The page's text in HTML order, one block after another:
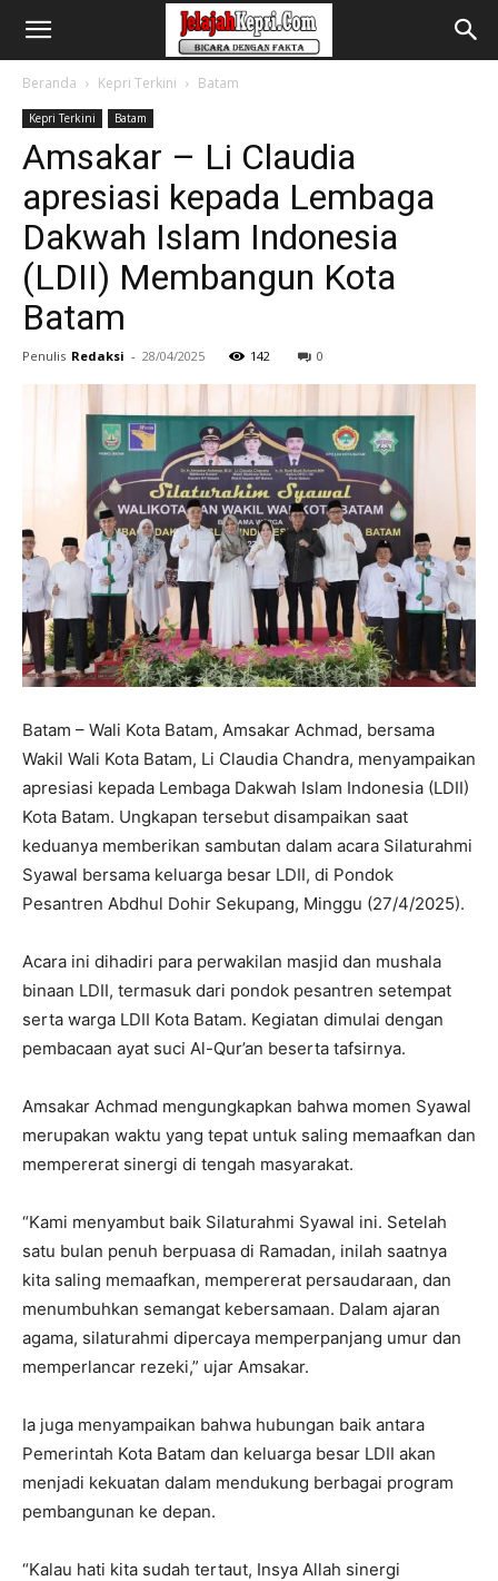
Beranda Kepri Terkini Batam
Kepri Terkini Batam
Amsakar – Li Claudia
apresiasi kepada Lembaga
Dakwah Islam Indonesia
(LDII) Membangun Kota
Batam
Penulis Redaksi - 28/04/2025 142 0
Batam – Wali Kota Batam, Amsakar Achmad, bersama
Wakil Wali Kota Batam, Li Claudia Chandra, menyampaikan
apresiasi kepada Lembaga Dakwah Islam Indonesia (LDII)
Kota Batam. Ungkapan tersebut disampaikan saat
keduanya memberikan sambutan dalam acara Silaturahmi
Syawal bersama keluarga besar LDII, di Pondok
Pesantren Abdhul Dohir Sekupang, Minggu (27/4/2025).
Acara ini dihadiri para perwakilan masjid dan mushala
binaan LDII, termasuk dari pondok pesantren setempat
serta warga LDII Kota Batam. Kegiatan dimulai dengan
pembacaan ayat suci Al-Qur’an beserta tafsirnya.
Amsakar Achmad mengungkapkan bahwa momen Syawal
merupakan waktu yang tepat untuk saling memaafkan dan
mempererat sinergi di tengah masyarakat.
“Kami menyambut baik Silaturahmi Syawal ini. Setelah
satu bulan penuh berpuasa di Ramadan, inilah saatnya
kita saling memaafkan, mempererat persaudaraan, dan
menumbuhkan semangat kebersamaan. Dalam ajaran
agama, silaturahmi dipercaya memperpanjang umur dan
memperlancar rezeki,” ujar Amsakar.
Ia juga menyampaikan bahwa hubungan baik antara
Pemerintah Kota Batam dan keluarga besar LDII akan
menjadi kekuatan dalam mendukung berbagai program
pembangunan ke depan.
“Kalau hati kita sudah tertaut, Insya Allah sinergi